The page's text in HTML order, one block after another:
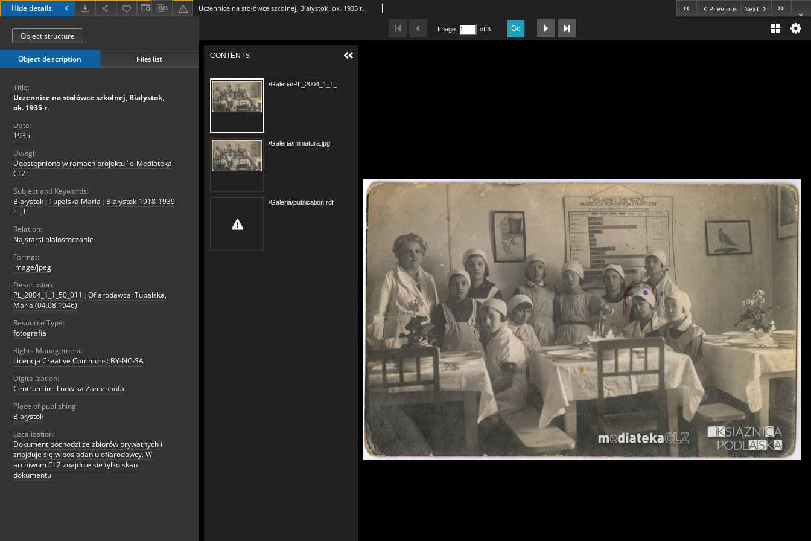
Hide details Uczennice na stołówce szkolnej, Białystok, ok. 1935 r. Previous Next
Object structure
Object description Files list
Title:
Uczennice na stołówce szkolnej, Białystok,
ok. 1935 r.
Date:
1935
Uwagi:
Udostępniono w ramach projektu "e-Mediateka
CLZ"
Subject and Keywords:
Białystok ; Tupalska Maria ; Białystok-1918-1939
r. ; !
Relation:
Najstarsi białostoczanie
Format:
image/jpeg
Description:
PL_2004_1_1_50_011 ; Ofiarodawca: Tupalska,
Maria (04.08.1946)
Resource Type:
fotografia
Rights Management:
Licencja Creative Commons: BY-NC-SA
Digitalization:
Centrum im. Ludwika Zamenhofa
Place of publishing:
Białystok
Localization:
Dokument pochodzi ze zbiorów prywatnych i
znajduje się w posiadaniu ofiarodawcy. W
archiwum CLZ znajduje sie tylko skan
dokumentu